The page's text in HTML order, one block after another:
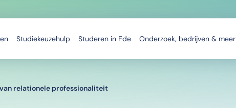
Studiekeuzehulp Studeren in Ede Onderzoek, bedrijven & meer
relationele professionaliteit